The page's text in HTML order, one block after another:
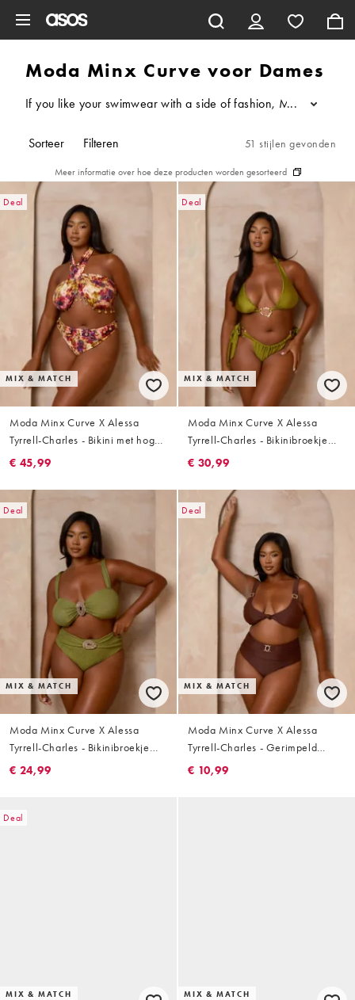
Moda Minx Curve voor Dames
If you like your swimwear with a side of fashion, Moda Minx
...
Sorteer Filteren 51 stijlen gevonden
Meer informatie over hoe deze producten worden gesorteerd
Deal
MIX & MATCH
Moda Minx Curve X Alessa
Tyrrell-Charles - Bikini met hoge
taille, bloemenprint en kraaltjes
€ 45,99
Deal
MIX & MATCH
Moda Minx Curve X Alessa
Tyrrell-Charles - Bikinibroekje
met gestrikte zijkanten en
olijfgroen
€ 30,99
Deal
MIX & MATCH
Moda Minx Curve X Alessa
Tyrrell-Charles - Bikinibroekje
met overslag en glitter in
€ 24,99
Deal
MIX & MATCH
Moda Minx Curve X Alessa
Tyrrell-Charles - Gerimpeld
bikinibroekje met siersteentjes in
€ 10,99
Deal
MIX & MATCH MIX & MATCH